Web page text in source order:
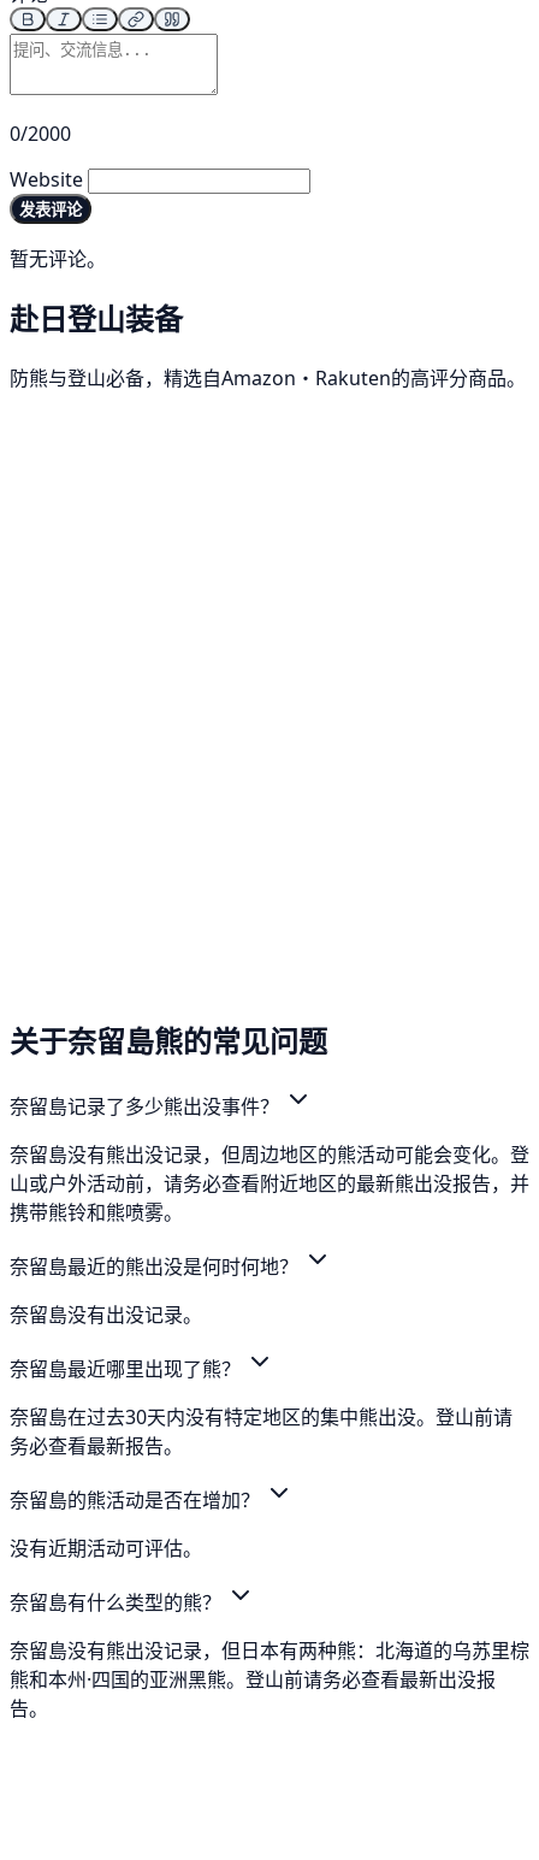
0/2000
Website
发表评论
暂无评论。
赴日登山装备
防熊与登山必备，精选自Amazon・Rakuten的高评分商品。
关于奈留島熊的常见问题
奈留島记录了多少熊出没事件？
奈留島没有熊出没记录，但周边地区的熊活动可能会变化。登
山或户外活动前，请务必查看附近地区的最新熊出没报告，并
携带熊铃和熊喷雾。
奈留島最近的熊出没是何时何地？
奈留島没有出没记录。
奈留島最近哪里出现了熊？
奈留島在过去30天内没有特定地区的集中熊出没。登山前请
务必查看最新报告。
奈留島的熊活动是否在增加？
没有近期活动可评估。
奈留島有什么类型的熊？
奈留島没有熊出没记录，但日本有两种熊：北海道的乌苏里棕
熊和本州·四国的亚洲黑熊。登山前请务必查看最新出没报
告。